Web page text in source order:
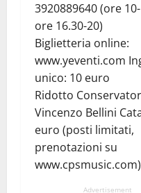
3920889640 (ore
ore 16.30-20)
Biglietteria online:
www.yeventi.com
unico: 10 euro
Ridotto
Vincenzo Bellini
euro (posti limitati,
prenotazioni su
www.cpsmusic.com)
Advertisement